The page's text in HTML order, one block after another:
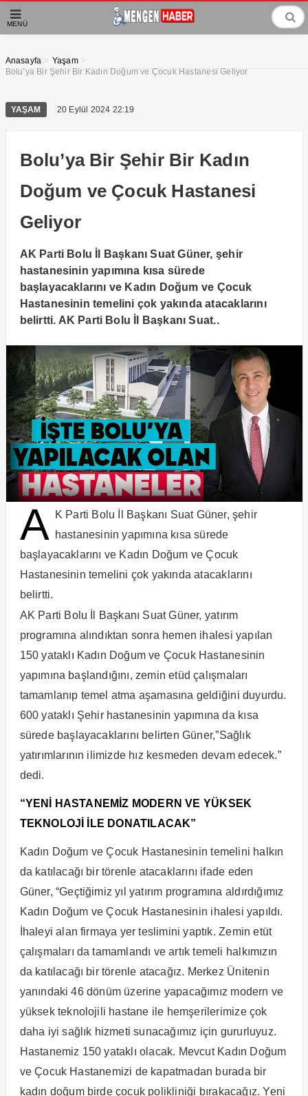
MENÜ
Anasayfa > Yaşam >
Bolu’ya Bir Şehir Bir Kadın Doğum ve Çocuk Hastanesi Geliyor
YAŞAM 20 Eylül 2024 22:19
Bolu’ya Bir Şehir Bir Kadın
Doğum ve Çocuk Hastanesi
Geliyor
AK Parti Bolu İl Başkanı Suat Güner, şehir
hastanesinin yapımına kısa sürede
başlayacaklarını ve Kadın Doğum ve Çocuk
Hastanesinin temelini çok yakında atacaklarını
belirtti. AK Parti Bolu İl Başkanı Suat..
A
K Parti Bolu İl Başkanı Suat Güner, şehir
hastanesinin yapımına kısa sürede
başlayacaklarını ve Kadın Doğum ve Çocuk
Hastanesinin temelini çok yakında atacaklarını
belirtti.
AK Parti Bolu İl Başkanı Suat Güner, yatırım
programına alındıktan sonra hemen ihalesi yapılan
150 yataklı Kadın Doğum ve Çocuk Hastanesinin
yapımına başlandığını, zemin etüd çalışmaları
tamamlanıp temel atma aşamasına geldiğini duyurdu.
600 yataklı Şehir hastanesinin yapımına da kısa
sürede başlayacaklarını belirten Güner,”Sağlık
yatırımlarının ilimizde hız kesmeden devam edecek.”
dedi.
“YENİ HASTANEMİZ MODERN VE YÜKSEK
TEKNOLOJİ İLE DONATILACAK”
Kadın Doğum ve Çocuk Hastanesinin temelini halkın
da katılacağı bir törenle atacaklarını ifade eden
Güner, “Geçtiğimiz yıl yatırım programına aldırdığımız
Kadın Doğum ve Çocuk Hastanesinin ihalesi yapıldı.
İhaleyi alan firmaya yer teslimini yaptık. Zemin etüt
çalışmaları da tamamlandı ve artık temeli halkımızın
da katılacağı bir törenle atacağız. Merkez Ünitenin
yanındaki 46 dönüm üzerine yapacağımız modern ve
yüksek teknolojili hastane ile hemşerilerimize çok
daha iyi sağlık hizmeti sunacağımız için gururluyuz.
Hastanemiz 150 yataklı olacak. Mevcut Kadın Doğum
ve Çocuk Hastanemizi de kapatmadan burada bir
kadın doğum birde çocuk polikliniği bırakacağız. Yeni